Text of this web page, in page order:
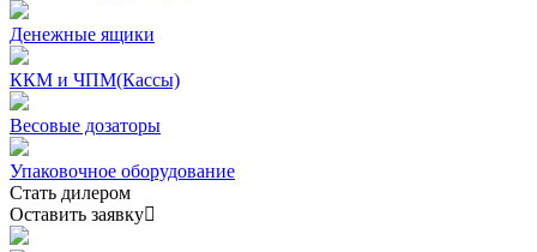
Денежные ящики
ККМ и ЧПМ(Кассы)
Весовые дозаторы
Упаковочное оборудование
Стать дилером
Оставить заявку